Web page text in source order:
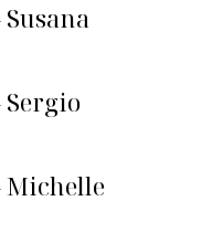
Sergio
Michelle